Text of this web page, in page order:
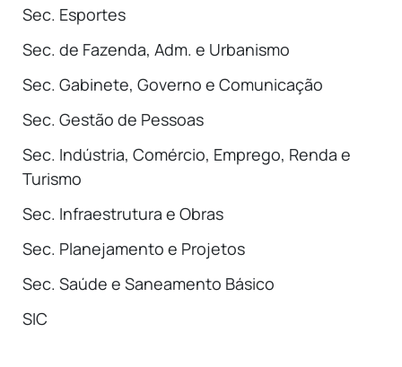
Sec. Esportes
Sec. de Fazenda, Adm. e Urbanismo
Sec. Gabinete, Governo e Comunicação
Sec. Gestão de Pessoas
Sec. Indústria, Comércio, Emprego, Renda e
Turismo
Sec. Infraestrutura e Obras
Sec. Planejamento e Projetos
Sec. Saúde e Saneamento Básico
SIC